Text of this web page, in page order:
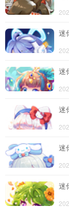
迷
迷
迷
迷
迷